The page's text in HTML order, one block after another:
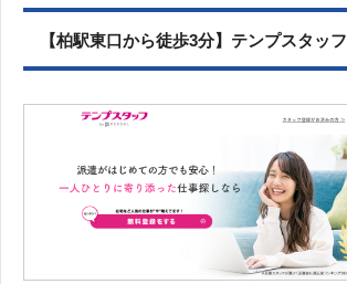
【柏駅東口から徒歩3分】テンプスタッフ